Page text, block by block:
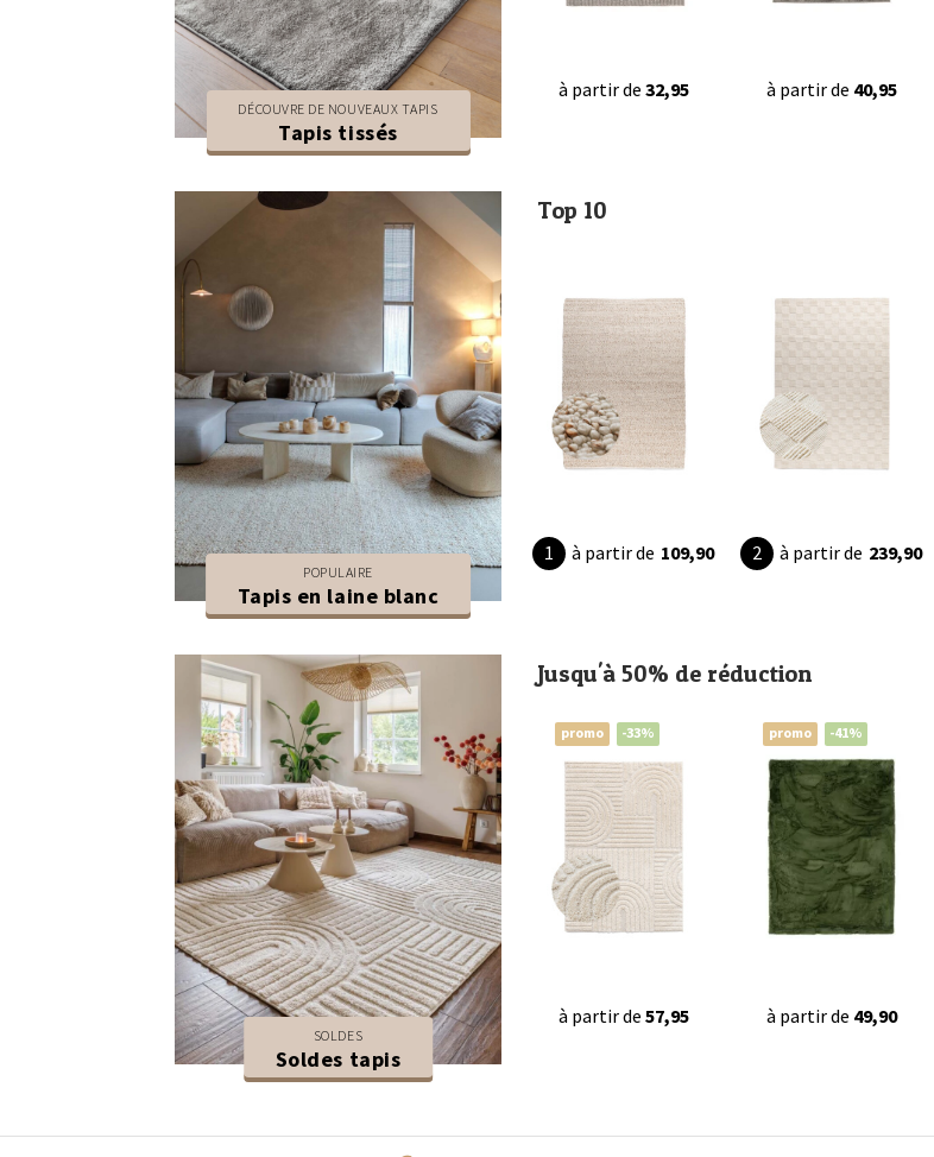
DÉCOUVRE DE NOUVEAUX TAPIS
Tapis tissés
à partir de 32,95 à partir de 40,95
POPULAIRE
Tapis en laine blanc
Top 10
à partir de 109,90 à partir de 239,90
SOLDES
Soldes tapis
Jusqu'à 50% de réduction
promo -33%
à partir de 57,95
promo -41%
à partir de 49,90